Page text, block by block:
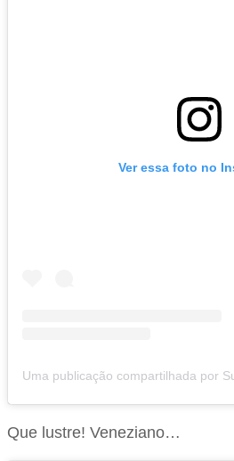
Ver essa foto no
Que lustre! Veneziano…